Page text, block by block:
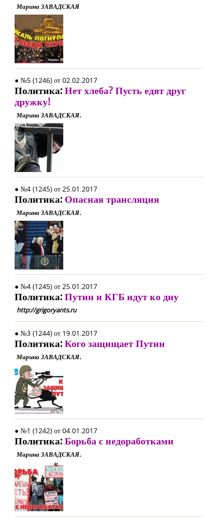
Марина ЗАВАДСКАЯ
● №5 (1246) от 02.02.2017
Политика:Нет хлеба? Пусть едят друг
дружку!
Марина ЗАВАДСКАЯ.
● №4 (1245) от 25.01.2017
Политика: Опасная трансляция
Марина ЗАВАДСКАЯ.
● №4 (1245) от 25.01.2017
Политика:Путин и КГБ идут ко дну
http://grigoryants.ru
● №3 (1244) от 19.01.2017
Политика:Кого защищает Путин
Марина ЗАВАДСКАЯ.
● №1 (1242) от 04.01.2017
Политика:Борьба с недоработками
Марина ЗАВАДСКАЯ.